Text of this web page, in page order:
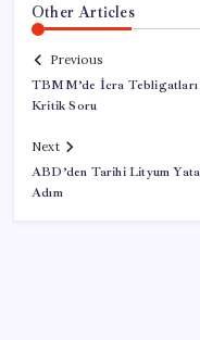
Other Articles
Previous
TBMM’de İcra Tebligatları
Kritik Soru
Next
ABD’den Tarihi Lityum
Adım